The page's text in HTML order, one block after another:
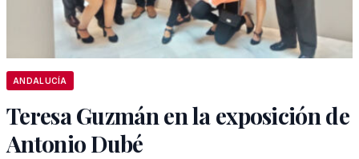
ANDALUCÍA
Teresa Guzmán en la exposición de
Antonio Dubé